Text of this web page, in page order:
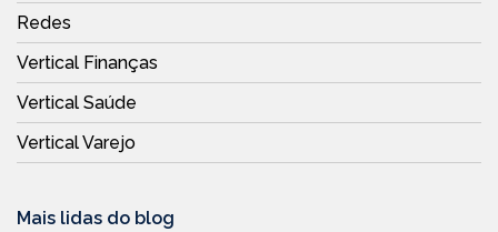
Redes
Vertical Finanças
Vertical Saúde
Vertical Varejo
Mais lidas do blog